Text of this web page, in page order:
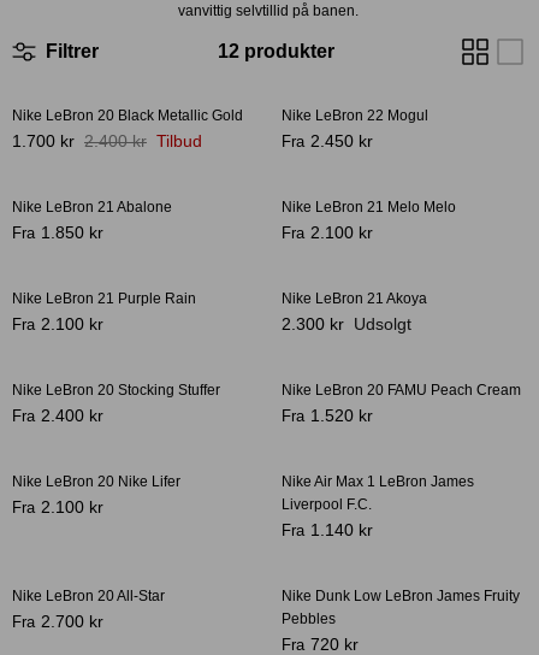
New Balance
Andre brands
Accessories Sneaker boks
Sneaker rengøring
vanvittig selvtillid på banen.
Filtrer 12 produkter
-29%
Nike LeBron 20 Black Metallic Gold
1.700 kr 2.400 kr Tilbud
Nike LeBron 22 Mogul
Fra 2.450 kr
Nike LeBron 21 Abalone
Fra 1.850 kr
Nike LeBron 21 Melo Melo
Fra 2.100 kr
Nike LeBron 21 Purple Rain
Fra 2.100 kr
Nike LeBron 21 Akoya
2.300 kr Udsolgt
Nike LeBron 20 Stocking Stuffer
Fra 2.400 kr
Nike LeBron 20 FAMU Peach Cream
Fra 1.520 kr
Nike LeBron 20 Nike Lifer
Fra 2.100 kr
Nike Air Max 1 LeBron James
Liverpool F.C.
Fra 1.140 kr
Nike LeBron 20 All-Star
Fra 2.700 kr
Nike Dunk Low LeBron James Fruity
Pebbles
Fra 720 kr